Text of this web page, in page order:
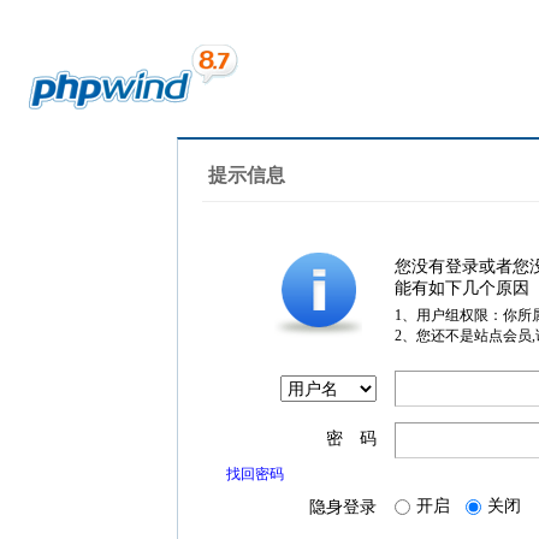
提示信息
您没有登录或者您
能有如下几个原因
1、用户组权限：你所
2、您还不是站点会员
密 码
找回密码
隐身登录 开启 关闭